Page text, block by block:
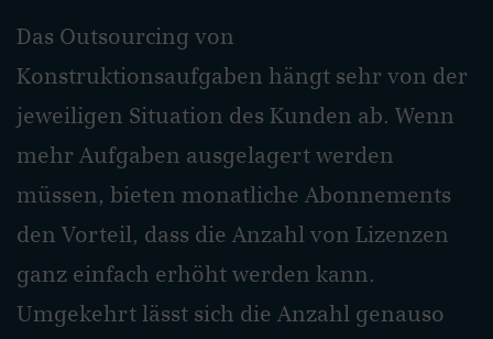
Das Outsourcing von
Konstruktionsaufgaben hängt sehr von der
jeweiligen Situation des Kunden ab. Wenn
mehr Aufgaben ausgelagert werden
müssen, bieten monatliche Abonnements
den Vorteil, dass die Anzahl von Lizenzen
ganz einfach erhöht werden kann.
Umgekehrt lässt sich die Anzahl genauso